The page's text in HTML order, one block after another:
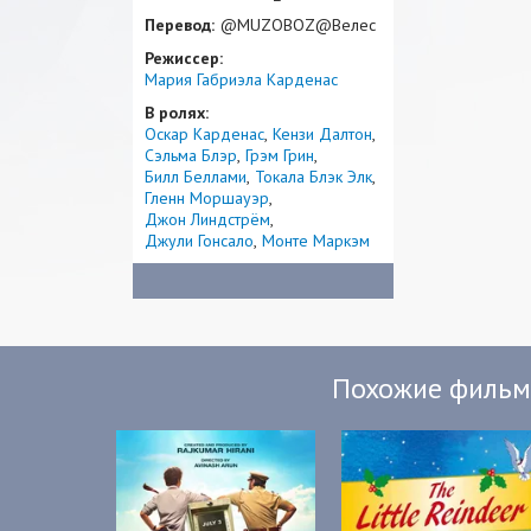
Перевод: @MUZOBOZ@Велес
Режиссер:
Мария Габриэла Карденас
В ролях:
Оскар Карденас Кензи Далтон
Сэльма Блэр Грэм Грин
Билл Беллами Токала Блэк Элк
Гленн Моршауэр
Джон Линдстрём
Джули Гонсало Монте Маркэм
Похожие